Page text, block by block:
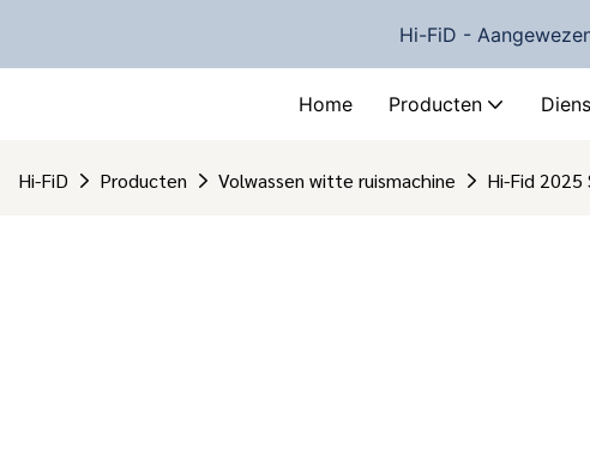
Hi-FiD -
Home Producten
Hi-FiD Producten Volwassen witte ruismachine Hi-Fid 2025